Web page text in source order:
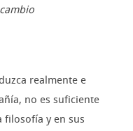
realmente e
no es suficiente
filosofía y en sus